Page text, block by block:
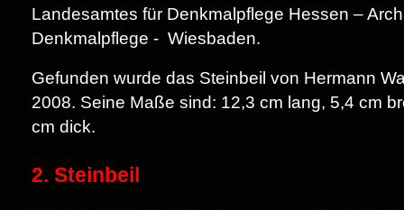
Landesamtes für Denkmalpflege Hessen –
Denkmalpflege - Wiesbaden.
Gefunden wurde das Steinbeil von Hermann
2008. Seine Maße sind: 12,3 cm lang, 5,4 cm
cm dick.
2. Steinbeil